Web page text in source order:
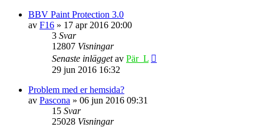
BBV Paint Protection 3.0
av F16 » 17 apr 2016 20:00
3 Svar
12807 Visningar
Senaste inläggetav Pär_L
29 jun 2016 16:32
Problem med er hemsida?
av Pascona » 06 jun 2016 09:31
15 Svar
25028 Visningar